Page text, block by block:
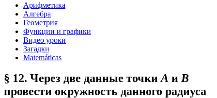
Арифметика
Алгебра
Геометрия
Функции и графики
Видео уроки
Загадки
Matemáticas
§ 12. Через две данные точки А и В
провести окружность данного радиуса